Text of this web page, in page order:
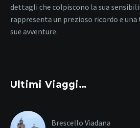
dettagli che colpiscono la sua
rappresenta un prezioso ricordo e
sue avventure.
Ultimi Viaggi…
Brescello Viadana